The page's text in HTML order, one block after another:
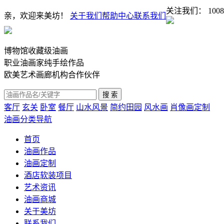
亲，欢迎来美坊！ 关于我们 帮助中心联系我们
关注我们：
博物馆收藏级油画
职业油画家纯手绘作品
欧美艺术画廊机构合作伙伴
客厅 玄关 卧室 餐厅 山水风景 简约田园 风水画 肖像画定制
油画分类导航
首页
油画作品
油画定制
酒店软装项目
艺术资讯
油画商城
关于美坊